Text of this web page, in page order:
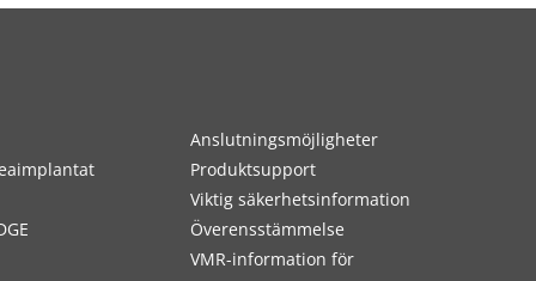
Anslutningsmöjligheter
Produktsupport
Viktig säkerhetsinformation
Överensstämmelse
VMR-information för